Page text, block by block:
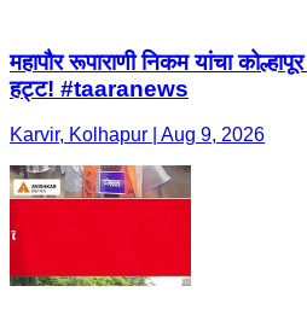
महापौर रूपाराणी निकम यांचा
हट्ट! #taaranews
Karvir, Kolhapur | Aug 9, 2026